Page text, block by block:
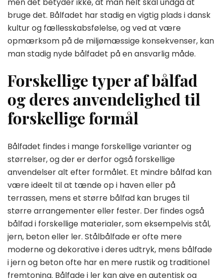
bruge det. Bålfadet har stadig en vigtig plads i dansk
kultur og fællesskabsfølelse, og ved at være
opmærksom på de miljømæssige konsekvenser, kan
man stadig nyde bålfadet på en ansvarlig måde.
Forskellige typer af bålfad
og deres anvendelighed til
forskellige formål
Bålfadet findes i mange forskellige varianter og
størrelser, og der er derfor også forskellige
anvendelser alt efter formålet. Et mindre bålfad kan
være ideelt til at tænde op i haven eller på
terrassen, mens et større bålfad kan bruges til
større arrangementer eller fester. Der findes også
bålfad i forskellige materialer, som eksempelvis stål,
jern, beton eller ler. Stålbålfade er ofte mere
moderne og dekorative i deres udtryk, mens bålfade
i jern og beton ofte har en mere rustik og traditionel
fremtoning. Bålfade i ler kan give en autentisk og